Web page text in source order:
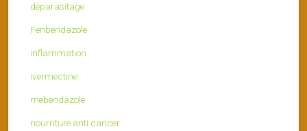
déparasitage
Fenbendazole
inflammation
ivermectine
mebendazole
nourriture anti cancer